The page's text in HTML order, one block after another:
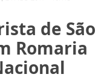
de São
Romaria